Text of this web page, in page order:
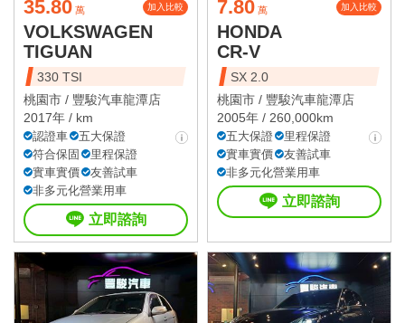
35.80 萬 加入比較
VOLKSWAGEN
TIGUAN
330 TSI
桃園市 / 豐駿汽車龍潭店
2017年 / km
認證車
五大保證
符合保固
里程保證
實車實價
友善試車
非多元化營業用車
立即諮詢
7.80 萬 加入比較
HONDA
CR-V
SX 2.0
桃園市 / 豐駿汽車龍潭店
2005年 / 260,000km
五大保證
里程保證
實車實價
友善試車
非多元化營業用車
立即諮詢